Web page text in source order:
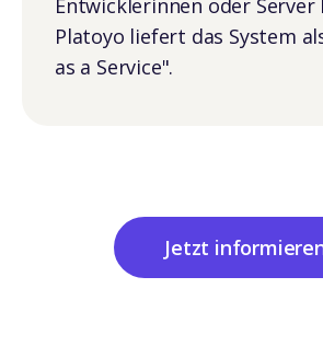
Platoyo liefert das System
as a Service".
Jetzt